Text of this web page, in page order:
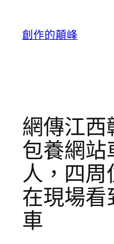
創作的顛峰
網傳江西
包養網站
人，四周
在現場看
車